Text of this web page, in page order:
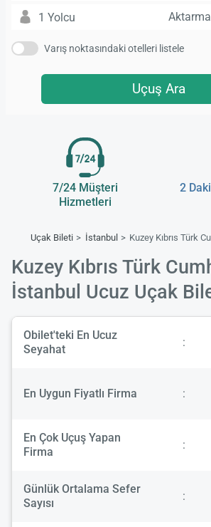
1 Yolcu
Varış noktasındaki otelleri listele
Uçuş Ara
7/24 Müşteri
Hizmetleri
2
Uçak Bileti İstanbul Kuzey Kıbrıs Türk
Kuzey Kıbrıs Türk
İstanbul Ucuz Uçak
Obilet'teki En Ucuz
Seyahat
:
En Uygun Fiyatlı Firma :
En Çok Uçuş Yapan
Firma
:
Günlük Ortalama Sefer
Sayısı
: